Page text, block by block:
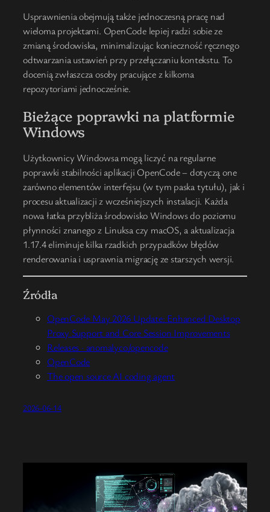
Usprawnienia obejmują także jednoczesną pracę nad
wieloma projektami. OpenCode lepiej radzi sobie ze
zmianą środowiska, minimalizując konieczność ręcznego
odtwarzania ustawień przy przełączaniu kontekstu. To
docenią zwłaszcza osoby pracujące z kilkoma
repozytoriami jednocześnie.
Bieżące poprawki na platformie
Windows
Użytkownicy Windowsa mogą liczyć na regularne
poprawki stabilności aplikacji OpenCode – dotyczą one
zarówno elementów interfejsu (w tym paska tytułu), jak i
procesu aktualizacji z wcześniejszych instalacji. Każda
nowa łatka przybliża środowisko Windows do poziomu
płynności znanego z Linuksa czy macOS, a aktualizacja
1.17.4 eliminuje kilka rzadkich przypadków błędów
renderowania i usprawnia migrację ze starszych wersji.
Źródła
OpenCode May 2026 Update: Enhanced Desktop
Proxy Support and Core Session Improvements
Releases · anomalyco/opencode
OpenCode
The open source AI coding agent
2026-06-14